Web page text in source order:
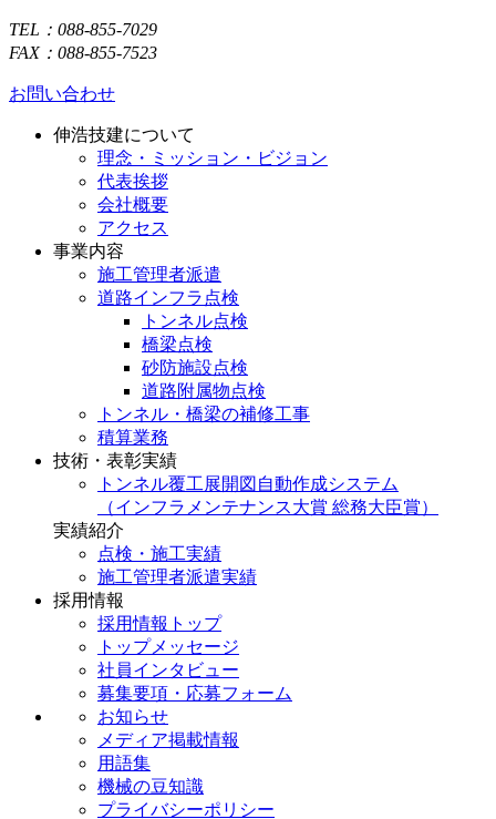
TEL：088-855-7029
FAX：088-855-7523
お問い合わせ
伸浩技建について
理念・ミッション・ビジョン
代表挨拶
会社概要
アクセス
事業内容
施工管理者派遣
道路インフラ点検
トンネル点検
橋梁点検
砂防施設点検
道路附属物点検
トンネル・橋梁の補修工事
積算業務
技術・表彰実績
トンネル覆工展開図自動作成システム
（インフラメンテナンス大賞 総務大臣賞）
実績紹介
点検・施工実績
施工管理者派遣実績
採用情報
採用情報トップ
トップメッセージ
社員インタビュー
募集要項・応募フォーム
お知らせ
メディア掲載情報
用語集
機械の豆知識
プライバシーポリシー